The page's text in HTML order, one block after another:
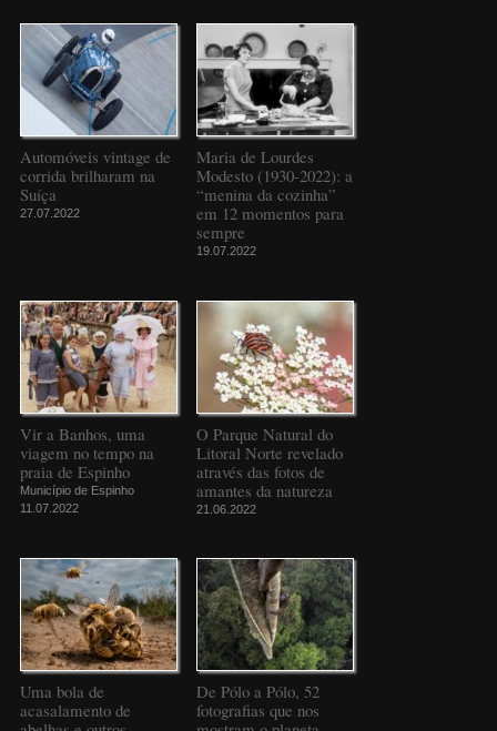
Automóveis vintage de
corrida brilharam na
Suíça
27.07.2022
Maria de Lourdes
Modesto (1930-2022): a
“menina da cozinha”
em 12 momentos para
sempre
19.07.2022
Vir a Banhos, uma
viagem no tempo na
praia de Espinho
Município de Espinho
11.07.2022
O Parque Natural do
Litoral Norte revelado
através das fotos de
amantes da natureza
21.06.2022
Uma bola de
acasalamento de
De Pólo a Pólo, 52
fotografias que nos